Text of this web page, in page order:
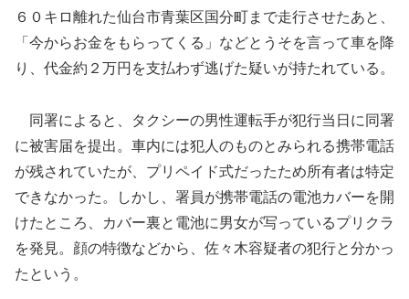
６０キロ離れた仙台市青葉区国分町まで走行させたあと、
「今からお金をもらってくる」などとうそを言って車を降
り、代金約２万円を支払わず逃げた疑いが持たれている。
同署によると、タクシーの男性運転手が犯行当日に同署
に被害届を提出。車内には犯人のものとみられる携帯電話
が残されていたが、プリペイド式だったため所有者は特定
できなかった。しかし、署員が携帯電話の電池カバーを開
けたところ、カバー裏と電池に男女が写っているプリクラ
を発見。顔の特徴などから、佐々木容疑者の犯行と分かっ
たという。